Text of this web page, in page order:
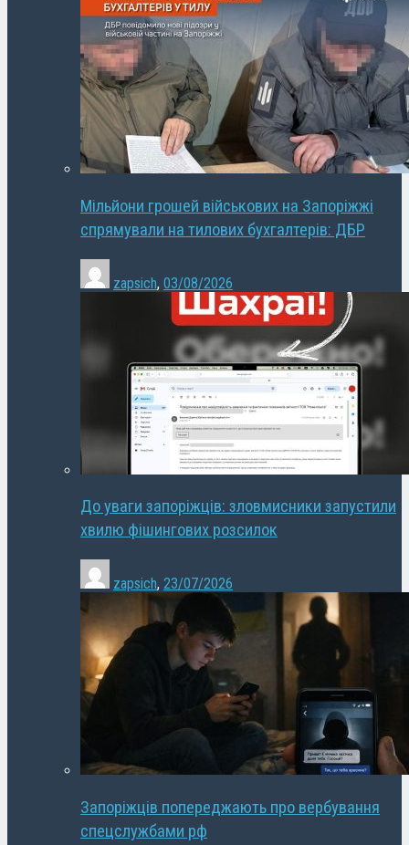
Мільйони грошей військових на Запоріжжі
спрямували на тилових бухгалтерів: ДБР
zapsich, 03/08/2026
До уваги запоріжців: зловмисники запустили
хвилю фішингових розсилок
zapsich, 23/07/2026
Запоріжців попереджають про вербування
спецслужбами рф